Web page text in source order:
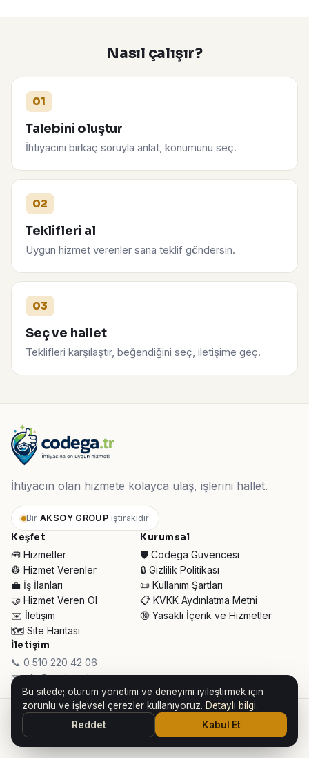
Nasıl çalışır?
01
Talebini oluştur
İhtiyacını birkaç soruyla anlat, konumunu seç.
02
Teklifleri al
Uygun hizmet verenler sana teklif göndersin.
03
Seç ve hallet
Teklifleri karşılaştır, beğendiğini seç, iletişime geç.
İhtiyacın olan hizmete kolayca ulaş, işlerini hallet.
Bir AKSOY GROUP iştirakidir
Keşfet
🧰 Hizmetler
👷 Hizmet Verenler
💼 İş İlanları
🤝 Hizmet Veren Ol
✉️ İletişim
🗺️ Site Haritası
Kurumsal
🛡️ Codega Güvencesi
🔒 Gizlilik Politikası
📜 Kullanım Şartları
📋 KVKK Aydınlatma Metni
🔞 Yasaklı İçerik ve Hizmetler
İletişim
📞 0 510 220 42 06
✉ info@codega.tr
© 2026 Codega Hizmet Pazaryeri ·
AKSOY GROUP iştirakidir
👥 Toplam Ziyaretçi: 34.376 · Bugün:728
Bu sitede; oturum yönetimi ve deneyimi iyileştirmek için
zorunlu ve işlevsel çerezler kullanıyoruz. Detaylı bilgi.
Reddet
Kabul Et